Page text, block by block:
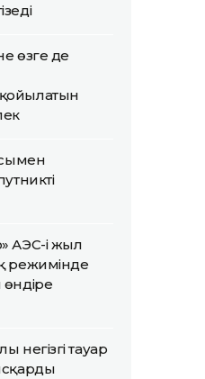
өзге де
АЭС-і жыл
режимінде
негізгі тауар